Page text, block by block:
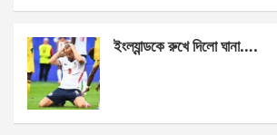
ইংল্যান্ডকে রুখে দিলো ঘানা….